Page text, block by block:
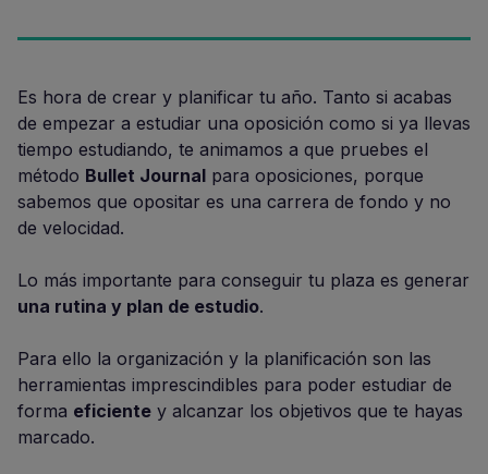
Es hora de crear y planificar tu año. Tanto si acabas
de empezar a estudiar una oposición como si ya llevas
tiempo estudiando, te animamos a que pruebes el
método Bullet Journal para oposiciones, porque
sabemos que opositar es una carrera de fondo y no
de velocidad.
Lo más importante para conseguir tu plaza es generar
una rutina y plan de estudio.
Para ello la organización y la planificación son las
herramientas imprescindibles para poder estudiar de
forma eficiente y alcanzar los objetivos que te hayas
marcado.